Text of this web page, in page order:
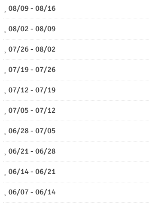
08/09 - 08/16
08/02 - 08/09
07/26 - 08/02
07/19 - 07/26
07/12 - 07/19
07/05 - 07/12
06/28 - 07/05
06/21 - 06/28
06/14 - 06/21
06/07 - 06/14